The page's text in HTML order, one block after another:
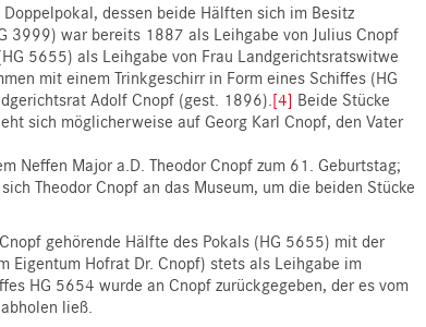
dessen beide Hälften sich im Besitz
3999) war bereits 1887 als Leihgabe von Julius Cnopf
5655) als Leihgabe von Frau Landgerichtsratswitwe
mit einem Trinkgeschirr in Form eines Schiffes (HG
Adolf Cnopf (gest. 1896).[4] Beide Stücke
sich möglicherweise auf Georg Karl Cnopf, den Vater
Neffen Major a.D. Theodor Cnopf zum 61. Geburtstag;
Theodor Cnopf an das Museum, um die beiden Stücke
gehörende Hälfte des Pokals (HG 5655) mit der
Eigentum Hofrat Dr. Cnopf) stets als Leihgabe im
HG 5654 wurde an Cnopf zurückgegeben, der es vom
ließ.